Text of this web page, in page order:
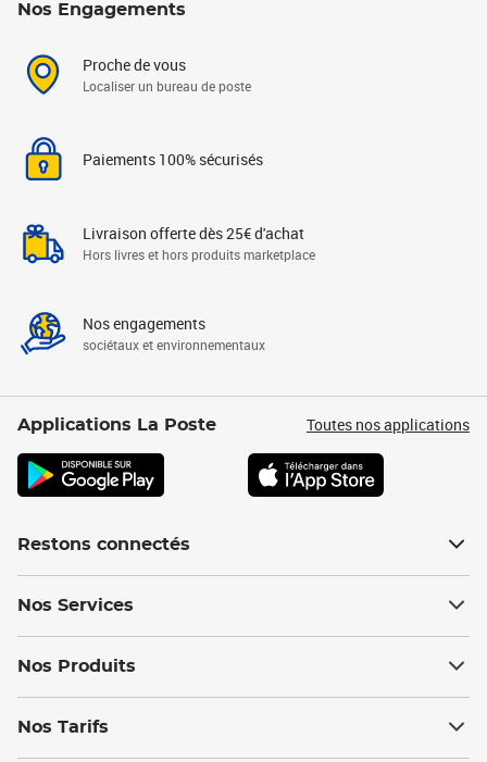
Nos Engagements
Proche de vous
Localiser un bureau de poste
Paiements 100% sécurisés
Livraison offerte dès 25€ d'achat
Hors livres et hors produits marketplace
Nos engagements
sociétaux et environnementaux
Applications La Poste Toutes nos applications
Restons connectés
Nos Services
Nos Produits
Nos Tarifs